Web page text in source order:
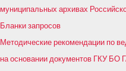
муниципальных архивах
Бланки запросов
Методические рекомендации по
на основании документов ГКУ БО